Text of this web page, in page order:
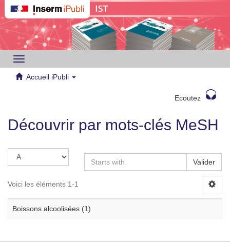
Toggle
navigation
Accueil iPubli
Ecoutez
Découvrir par mots-clés MeSH
Valider
Voici les éléments 1-1
Boissons alcoolisées (1)